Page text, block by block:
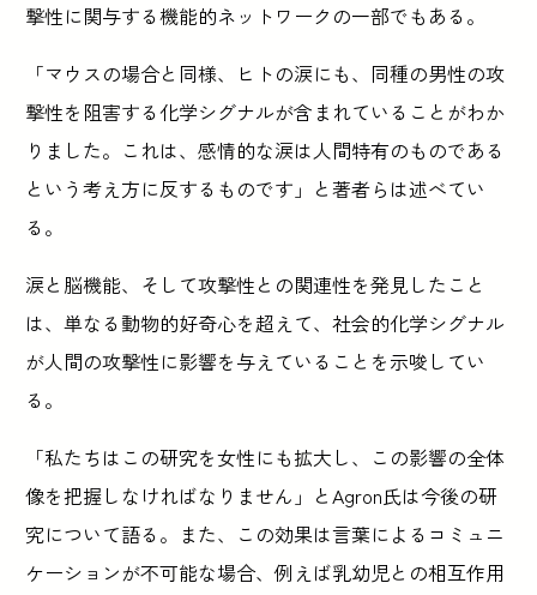
撃性に関与する機能的ネットワークの一部でもある。
「マウスの場合と同様、ヒトの涙にも、同種の男性の攻
撃性を阻害する化学シグナルが含まれていることがわか
りました。これは、感情的な涙は人間特有のものである
という考え方に反するものです」と著者らは述べてい
る。
涙と脳機能、そして攻撃性との関連性を発見したこと
は、単なる動物的好奇心を超えて、社会的化学シグナル
が人間の攻撃性に影響を与えていることを示唆してい
る。
「私たちはこの研究を女性にも拡大し、この影響の全体
像を把握しなければなりません」とAgron氏は今後の研
究について語る。また、この効果は言葉によるコミュニ
ケーションが不可能な場合、例えば乳幼児との相互作用